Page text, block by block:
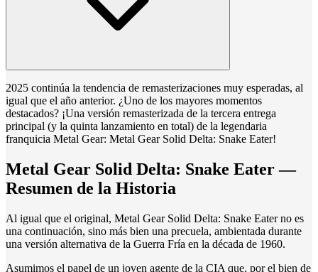
2025 continúa la tendencia de remasterizaciones muy esperadas, al
igual que el año anterior. ¿Uno de los mayores momentos
destacados? ¡Una versión remasterizada de la tercera entrega
principal (y la quinta lanzamiento en total) de la legendaria
franquicia Metal Gear: Metal Gear Solid Delta: Snake Eater!
Metal Gear Solid Delta: Snake Eater —
Resumen de la Historia
Al igual que el original, Metal Gear Solid Delta: Snake Eater no es
una continuación, sino más bien una precuela, ambientada durante
una versión alternativa de la Guerra Fría en la década de 1960.
Asumimos el papel de un joven agente de la CIA que, por el bien de